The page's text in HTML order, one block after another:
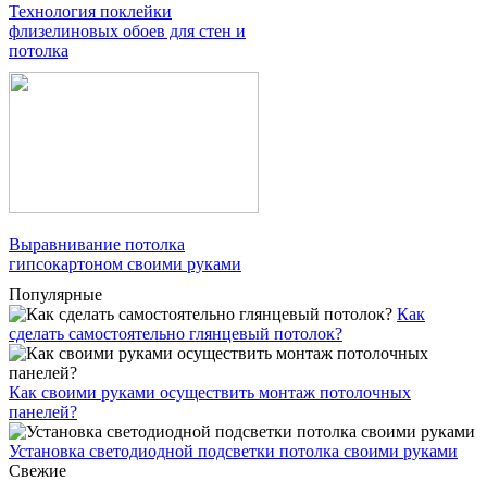
Технология поклейки
флизелиновых обоев для стен и
потолка
Выравнивание потолка
гипсокартоном своими руками
Популярные
Как
сделать самостоятельно глянцевый потолок?
Как своими руками осуществить монтаж потолочных
панелей?
Установка светодиодной подсветки потолка своими руками
Свежие